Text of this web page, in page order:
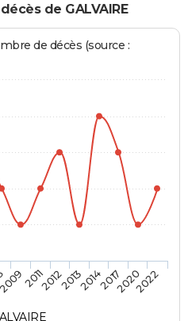
de GALVAIRE
de décès (source :
2011201220132014201720202022